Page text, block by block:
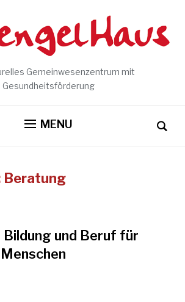
Gemeinwesenzentrum mit
Gesundheitsförderung
MENU
Beratung
und Beruf für